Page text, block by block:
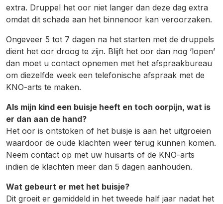
extra. Druppel het oor niet langer dan deze dag extra
omdat dit schade aan het binnenoor kan veroorzaken.
Ongeveer 5 tot 7 dagen na het starten met de druppels
dient het oor droog te zijn. Blijft het oor dan nog ‘lopen’
dan moet u contact opnemen met het afspraakbureau
om diezelfde week een telefonische afspraak met de
KNO-arts te maken.
Als mijn kind een buisje heeft en toch oorpijn, wat is
er dan aan de hand?
Het oor is ontstoken of het buisje is aan het uitgroeien
waardoor de oude klachten weer terug kunnen komen.
Neem contact op met uw huisarts of de KNO-arts
indien de klachten meer dan 5 dagen aanhouden.
Wat gebeurt er met het buisje?
Dit groeit er gemiddeld in het tweede half jaar nadat het